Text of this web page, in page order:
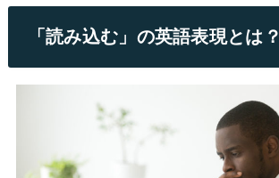
「読み込む」の英語表現とは？